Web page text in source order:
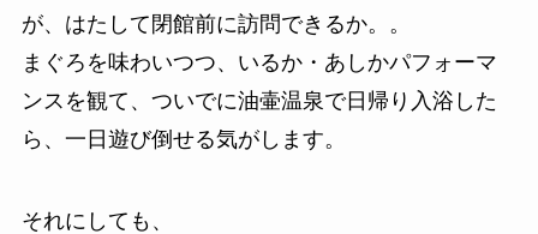
が、はたして閉館前に訪問できるか。。
まぐろを味わいつつ、いるか・あしかパフォーマ
ンスを観て、ついでに油壷温泉で日帰り入浴した
ら、一日遊び倒せる気がします。
それにしても、